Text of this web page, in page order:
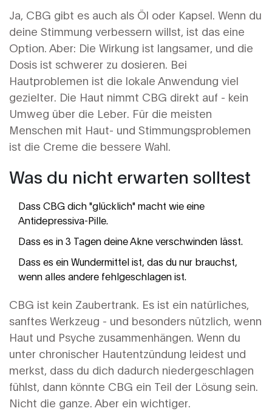
Ja, CBG gibt es auch als Öl oder Kapsel. Wenn du
deine Stimmung verbessern willst, ist das eine
Option. Aber: Die Wirkung ist langsamer, und die
Dosis ist schwerer zu dosieren. Bei
Hautproblemen ist die lokale Anwendung viel
gezielter. Die Haut nimmt CBG direkt auf - kein
Umweg über die Leber. Für die meisten
Menschen mit Haut- und Stimmungsproblemen
ist die Creme die bessere Wahl.
Was du nicht erwarten solltest
Dass CBG dich "glücklich" macht wie eine
Antidepressiva-Pille.
Dass es in 3 Tagen deine Akne verschwinden lässt.
Dass es ein Wundermittel ist, das du nur brauchst,
wenn alles andere fehlgeschlagen ist.
CBG ist kein Zaubertrank. Es ist ein natürliches,
sanftes Werkzeug - und besonders nützlich, wenn
Haut und Psyche zusammenhängen. Wenn du
unter chronischer Hautentzündung leidest und
merkst, dass du dich dadurch niedergeschlagen
fühlst, dann könnte CBG ein Teil der Lösung sein.
Nicht die ganze. Aber ein wichtiger.